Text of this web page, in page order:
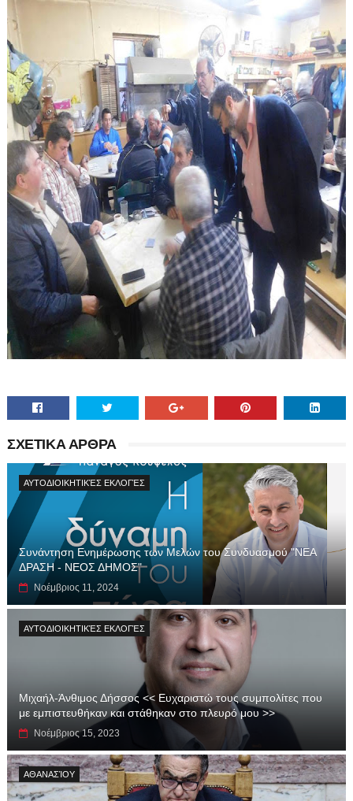
ΣΧΕΤΙΚΑ ΑΡΘΡΑ
ΑΥΤΟΔΙΟΙΚΗΤΙΚΈΣ ΕΚΛΟΓΈΣ
Συνάντηση Ενημέρωσης των Μελών του Συνδυασμού "ΝΕΑ
ΔΡΑΣΗ - ΝΕΟΣ ΔΗΜΟΣ"
Νοέμβριος 11, 2024
ΑΥΤΟΔΙΟΙΚΗΤΙΚΈΣ ΕΚΛΟΓΈΣ
Μιχαήλ-Άνθιμος Δήσσος << Ευχαριστώ τους συμπολίτες που
με εμπιστευθήκαν και στάθηκαν στο πλευρό μου >>
Νοέμβριος 15, 2023
ΑΘΑΝΑΣΊΟΥ